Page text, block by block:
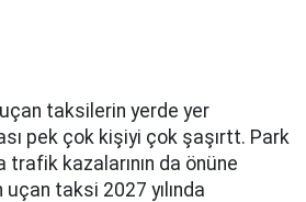
taksilerin yerde yer
pek çok kişiyi çok şaşırtt. Park
trafik kazalarının da önüne
taksi 2027 yılında